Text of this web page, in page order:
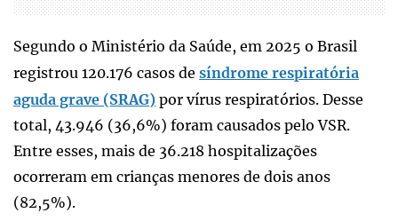
Segundo o Ministério da Saúde, em 2025 o Brasil
registrou 120.176 casos de síndrome respiratória
aguda grave (SRAG) por vírus respiratórios. Desse
total, 43.946 (36,6%) foram causados pelo VSR.
Entre esses, mais de 36.218 hospitalizações
ocorreram em crianças menores de dois anos
(82,5%).